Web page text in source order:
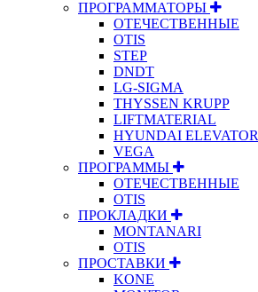
ПРОГРАММАТОРЫ
ОТЕЧЕСТВЕННЫЕ
OTIS
STEP
DNDT
LG-SIGMA
THYSSEN KRUPP
LIFTMATERIAL
HYUNDAI ELEVATOR
VEGA
ПРОГРАММЫ
ОТЕЧЕСТВЕННЫЕ
OTIS
ПРОКЛАДКИ
MONTANARI
OTIS
ПРОСТАВКИ
KONE